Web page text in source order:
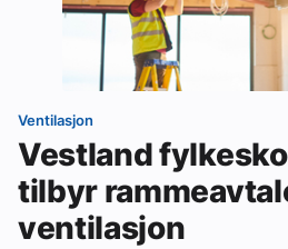
Ventilasjon
Vestland
tilbyr
ventilasjon